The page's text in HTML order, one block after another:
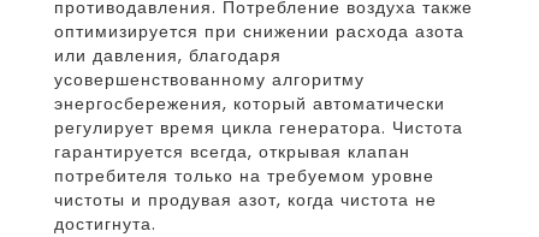
противодавления. Потребление воздуха также
оптимизируется при снижении расхода азота
или давления, благодаря
усовершенствованному алгоритму
энергосбережения, который автоматически
регулирует время цикла генератора. Чистота
гарантируется всегда, открывая клапан
потребителя только на требуемом уровне
чистоты и продувая азот, когда чистота не
достигнута.